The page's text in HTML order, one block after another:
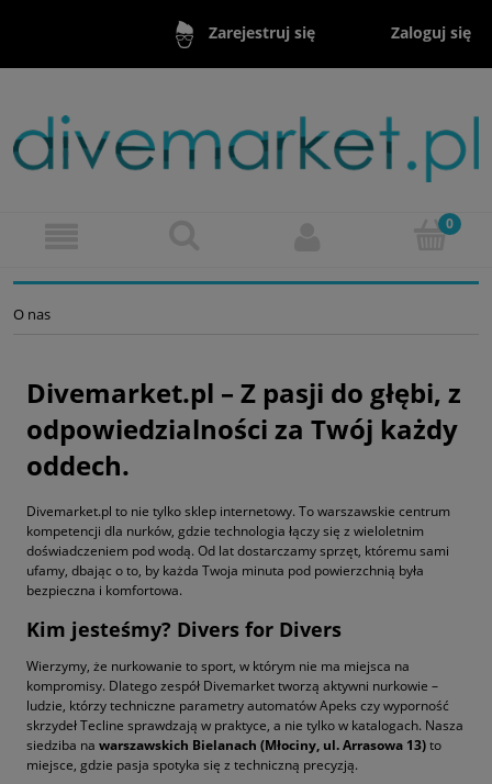
Zarejestruj się Zaloguj się
O nas
Divemarket.pl – Z pasji do głębi, z
odpowiedzialności za Twój każdy
oddech.
Divemarket.pl to nie tylko sklep internetowy. To warszawskie centrum
kompetencji dla nurków, gdzie technologia łączy się z wieloletnim
doświadczeniem pod wodą. Od lat dostarczamy sprzęt, któremu sami
ufamy, dbając o to, by każda Twoja minuta pod powierzchnią była
bezpieczna i komfortowa.
Kim jesteśmy? Divers for Divers
Wierzymy, że nurkowanie to sport, w którym nie ma miejsca na
kompromisy. Dlatego zespół Divemarket tworzą aktywni nurkowie –
ludzie, którzy techniczne parametry automatów Apeks czy wyporność
skrzydeł Tecline sprawdzają w praktyce, a nie tylko w katalogach. Nasza
siedziba na warszawskich Bielanach (Młociny, ul. Arrasowa 13)to
miejsce, gdzie pasja spotyka się z techniczną precyzją.